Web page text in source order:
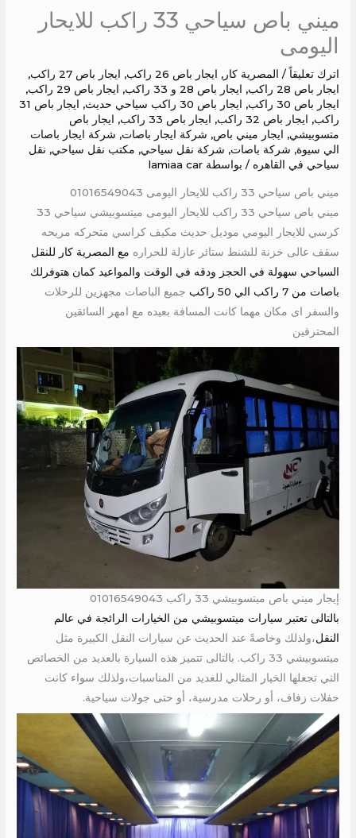
ميني باص سياحي 33 راكب للايحار
اليومى
اترك تعليقاً / المصرية كار, ايجار باص 26 راكب , ايجار باص 27 راكب
,
ايجار باص 28 راكب
, ايجار باص 28 و 33 راكب , ايجار باص 29 راكب
,
ايجار باص 30 راكب
, ايجار باص 30 راكب سياحي حديث ,
ايجار باص 31
راكب, ايجار باص 32 راكب , ايجار باص 33 راكب , ايجار باص
متسوبيشي, ايجار ميني باص, شركة ايجار باصات, شركة ايجار باصات
الي سيوة, شركة باصات, شركة نقل سياحي, مكتب نقل سياحي, نقل
سياحي في القاهره / بواسطة lamiaa car
ميني باص سياحي 33 راكب للايحار اليومى 01016549043
ميني باص سياحي 33 راكب للايحار اليومى ميتسوبيشي سياحي 33
كرسي للايجار اليومي موديل حديث مكيف كراسي متحركه مريحه
سقف عالى خزنة للشنط ستائر عازلة للحراره مع المصرية كار للنقل
السياحي سهولة في الحجز ودقه في الوقت والمواعيد كمان هتوفرلك
باصات من 7 راكب الي 50 راكب
جميع الباصات مجهزين للرحلات
والسفر اى مكان مهما كانت المسافة بعيده مع امهر السائقين
المحترفين
إيجار ميني باص ميتسوبيشي 33 راكب 01016549043
بالتالى تعتبر سيارات ميتسوبيشي من الخيارات الرائجة في عالم
النقل،ولذلك وخاصةً عند الحديث عن سيارات النقل الكبيرة مثل
ميتسوبيشي 33 راكب. بالتالى تتميز هذه السيارة بالعديد من الخصائص
التي تجعلها الخيار المثالي للعديد من المناسبات،ولذلك سواء كانت
حفلات زفاف، أو رحلات مدرسية، أو حتى جولات سياحية.